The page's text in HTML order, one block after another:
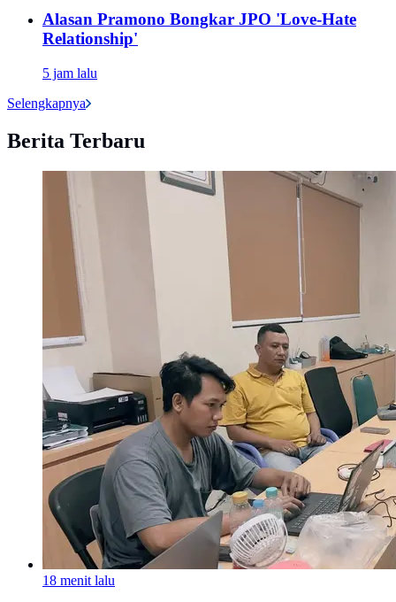
Alasan Pramono Bongkar JPO 'Love-Hate
Relationship'
5 jam lalu
Selengkapnya
Berita Terbaru
18 menit lalu